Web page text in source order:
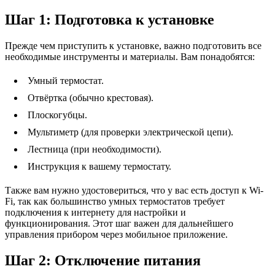
Шаг 1: Подготовка к установке
Прежде чем приступить к установке, важно подготовить все
необходимые инструменты и материалы. Вам понадобятся:
Умный термостат.
Отвёртка (обычно крестовая).
Плоскогубцы.
Мультиметр (для проверки электрической цепи).
Лестница (при необходимости).
Инструкция к вашему термостату.
Также вам нужно удостовериться, что у вас есть доступ к Wi-
Fi, так как большинство умных термостатов требует
подключения к интернету для настройки и
функционирования. Этот шаг важен для дальнейшего
управления прибором через мобильное приложение.
Шаг 2: Отключение питания